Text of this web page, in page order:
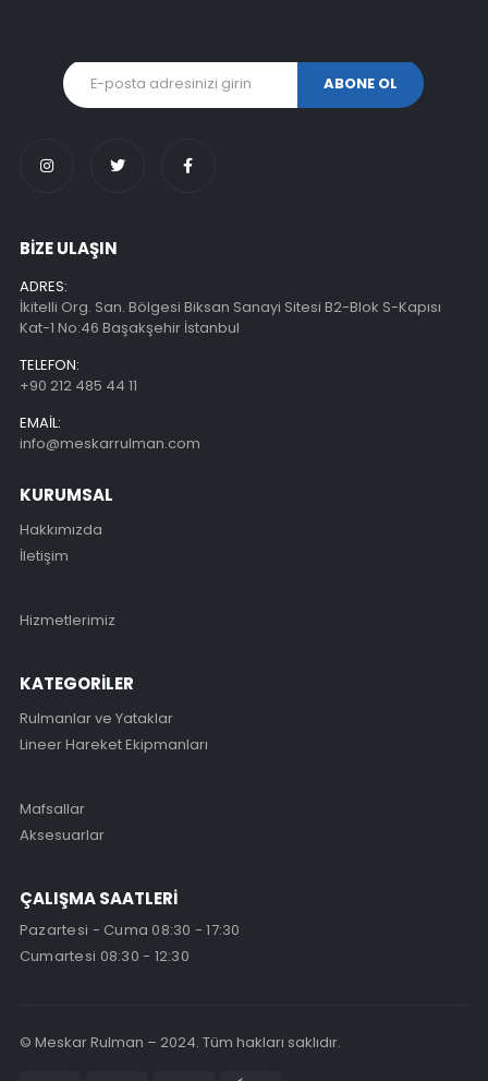
BİZE ULAŞIN
ADRES:
İkitelli Org. San. Bölgesi Biksan Sanayi Sitesi B2-Blok S-Kapısı
Kat-1 No:46 Başakşehir İstanbul
TELEFON:
+90 212 485 44 11
EMAIL:
info@meskarrulman.com
KURUMSAL
Hakkımızda
İletişim
Hizmetlerimiz
KATEGORİLER
Rulmanlar ve Yataklar
Lineer Hareket Ekipmanları
Mafsallar
Aksesuarlar
ÇALIŞMA SAATLERİ
Pazartesi - Cuma 08:30 - 17:30
Cumartesi 08:30 - 12:30
© Meskar Rulman – 2024. Tüm hakları saklıdır.